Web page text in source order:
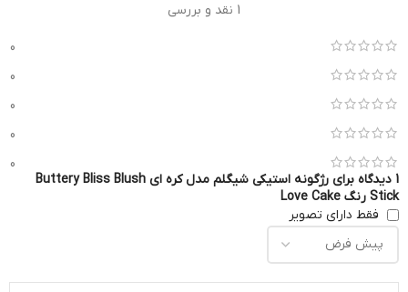
1 نقد و بررسی
0
0
0
0
0
1 دیدگاه برای
رژگونه استیکی شیگلم مدل کره ای Buttery Bliss Blush
Stick رنگ Love Cake
فقط دارای تصویر